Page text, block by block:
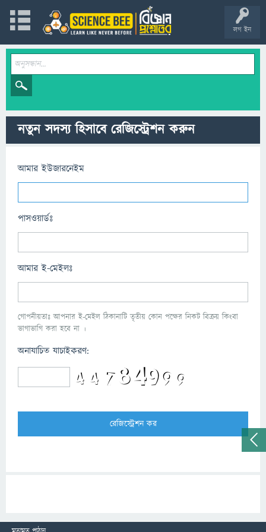
লগ ইন
নতুন সদস্য হিসাবে রেজিস্ট্রেশন করুন
আমার ইউজারনেইম
পাসওয়ার্ডঃ
আমার ই-মেইলঃ
গোপনীয়তাঃ আপনার ই-মেইল ঠিকানাটি তৃতীয় কোন পক্ষের নিকট বিক্রয় কিংবা
ভাগাভাগি করা হবে না ।
অনাযাচিত যাচাইকরণ: